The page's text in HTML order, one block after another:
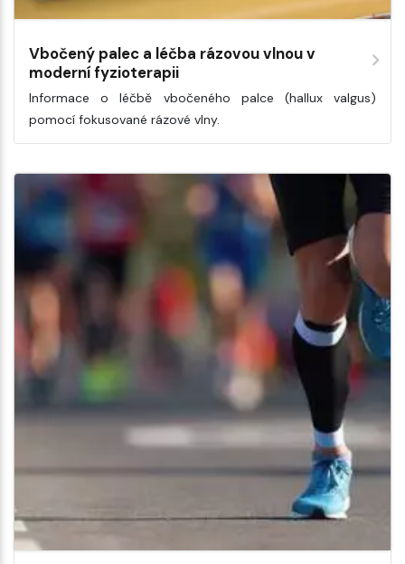
Vbočený palec a léčba rázovou vlnou v
moderní fyzioterapii
Informace o léčbě vbočeného palce (hallux valgus)
pomocí fokusované rázové vlny.